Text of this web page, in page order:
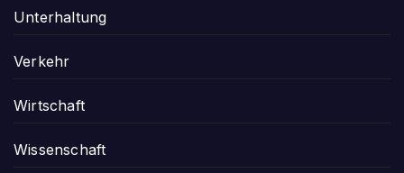
Unterhaltung
Verkehr
Wirtschaft
Wissenschaft